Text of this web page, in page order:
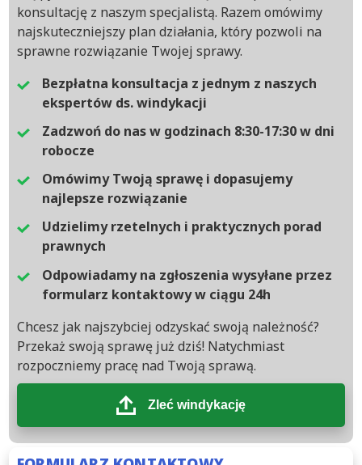
konsultację z naszym specjalistą. Razem omówimy
najskuteczniejszy plan działania, który pozwoli na
sprawne rozwiązanie Twojej sprawy.
Bezpłatna konsultacja z jednym z naszych
ekspertów ds. windykacji
Zadzwoń do nas w godzinach 8:30-17:30 w dni
robocze
Omówimy Twoją sprawę i dopasujemy
najlepsze rozwiązanie
Udzielimy rzetelnych i praktycznych porad
prawnych
Odpowiadamy na zgłoszenia wysyłane przez
formularz kontaktowy w ciągu 24h
Chcesz jak najszybciej odzyskać swoją należność?
Przekaż swoją sprawę już dziś! Natychmiast
rozpoczniemy pracę nad Twoją sprawą.
Zleć windykację